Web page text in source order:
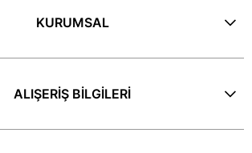
KURUMSAL
ALIŞERİŞ BİLGİLERİ